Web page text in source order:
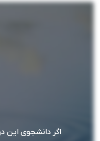
اگر دانشجوی این